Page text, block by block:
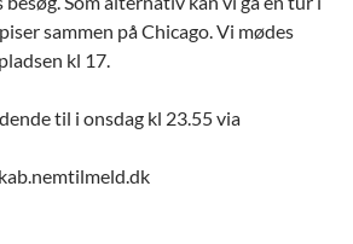
sammen på Chicago. Vi mødes
kl 17.
til i onsdag kl 23.55 via